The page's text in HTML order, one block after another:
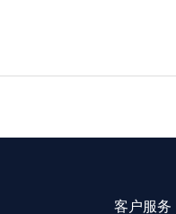
客户服务